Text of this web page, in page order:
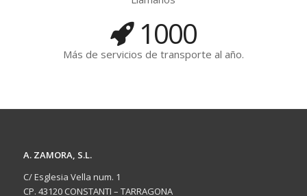
1000
Más de servicios de transporte al año.
A. ZAMORA, S.L.
C/ Esglesia Vella num. 1
CP. 43120 CONSTANTI – TARRAGONA